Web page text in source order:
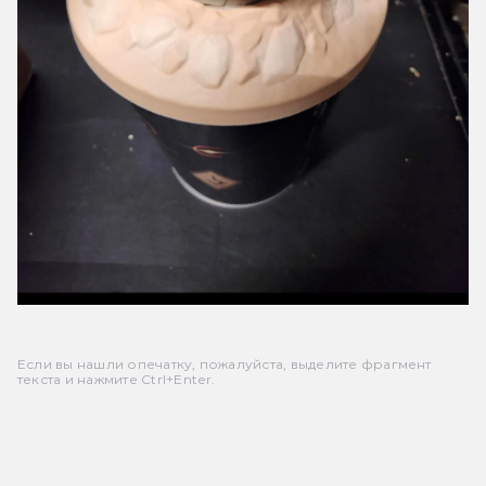
Если вы нашли опечатку, пожалуйста, выделите фрагмент
текста и нажмите Ctrl+Enter.